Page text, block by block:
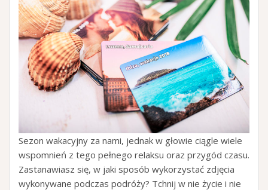
Sezon wakacyjny za nami, jednak w głowie ciągle wiele
wspomnień z tego pełnego relaksu oraz przygód czasu.
Zastanawiasz się, w jaki sposób wykorzystać zdjęcia
wykonywane podczas podróży? Tchnij w nie życie i nie